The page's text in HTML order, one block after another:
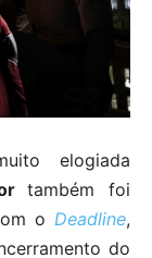
elogiada
também foi
o Deadline,
do